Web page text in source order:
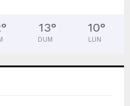
° 13°
DUM
10°
LUN